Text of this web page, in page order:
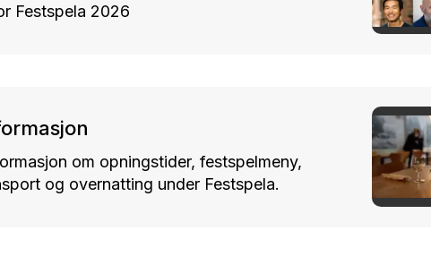
Festspela 2026
om opningstider, festspelmeny,
og overnatting under Festspela.